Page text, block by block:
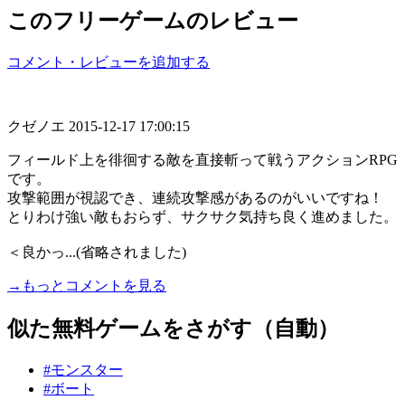
このフリーゲームのレビュー
コメント・レビューを追加する
クゼノエ 2015-12-17 17:00:15
フィールド上を徘徊する敵を直接斬って戦うアクションRPG
です。
攻撃範囲が視認でき、連続攻撃感があるのがいいですね！
とりわけ強い敵もおらず、サクサク気持ち良く進めました。
＜良かっ...(省略されました)
→もっとコメントを見る
似た無料ゲームをさがす（自動）
#モンスター
#ボート